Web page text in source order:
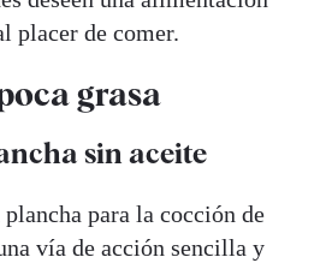
placer de comer.
grasa
sin aceite
para la cocción de
vía de acción sencilla y